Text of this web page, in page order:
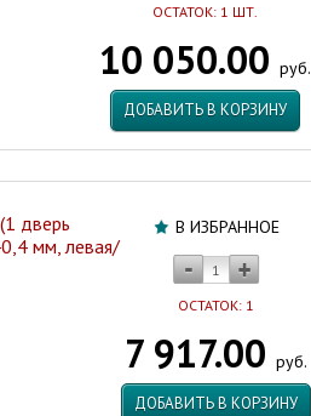
ОСТАТОК: 1 ШТ.
10 050.00 руб.
ДОБАВИТЬ В КОРЗИНУ
В ИЗБРАННОЕ
ОСТАТОК: 1
7 917.00 руб.
ДОБАВИТЬ В КОРЗИНУ
дверь
мм, левая/